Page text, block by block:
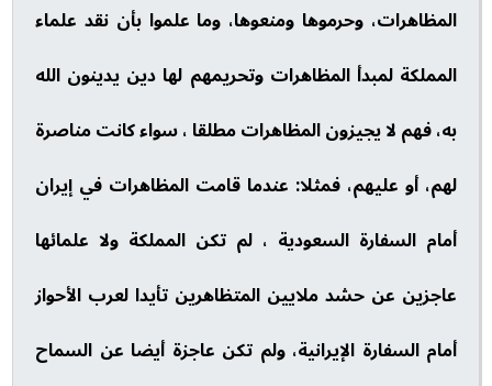
المظاهرات، وحرموها ومنعوها، وما علموا بأن نقد علماء
المملكة لمبدأ المظاهرات وتحريمهم لها دين يدينون الله
به، فهم لا يجيزون المظاهرات مطلقا ، سواء كانت مناصرة
لهم، أو عليهم، فمثلا: عندما قامت المظاهرات في إيران
أمام السفارة السعودية ، لم تكن المملكة ولا علمائها
عاجزين عن حشد ملايين المتظاهرين تأيدا لعرب الأحواز
أمام السفارة الإيرانية، ولم تكن عاجزة أيضا عن السماح